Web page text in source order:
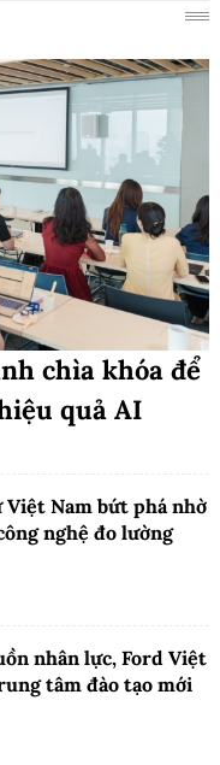
chìa khóa để
quả AI
Nam bứt phá nhờ
nghệ đo lường
nhân lực, Ford Việt
tâm đào tạo mới